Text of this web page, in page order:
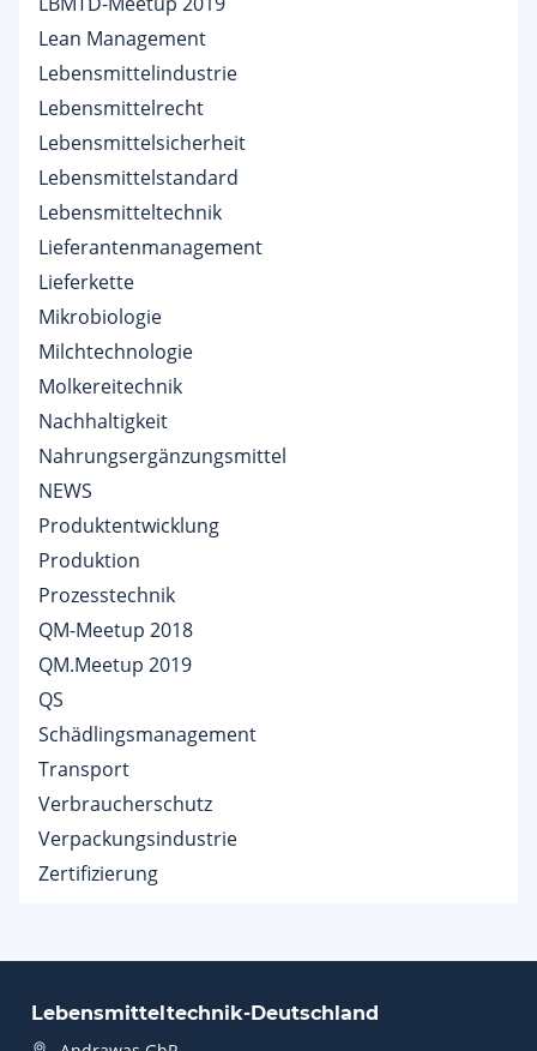
Lean Management
Lebensmittelindustrie
Lebensmittelrecht
Lebensmittelsicherheit
Lebensmittelstandard
Lebensmitteltechnik
Lieferantenmanagement
Lieferkette
Mikrobiologie
Milchtechnologie
Molkereitechnik
Nachhaltigkeit
Nahrungsergänzungsmittel
NEWS
Produktentwicklung
Produktion
Prozesstechnik
QM-Meetup 2018
QM.Meetup 2019
QS
Schädlingsmanagement
Transport
Verbraucherschutz
Verpackungsindustrie
Zertifizierung
Lebensmitteltechnik-Deutschland